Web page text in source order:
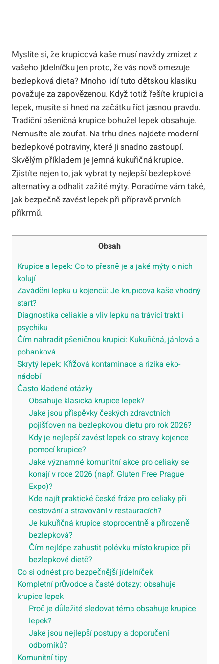
Myslíte si, že krupicová kaše musí navždy zmizet z
vašeho jídelníčku jen proto, že vás nově omezuje
bezlepková dieta? Mnoho lidí tuto dětskou klasiku
považuje za zapovězenou. Když totiž řešíte krupici a
lepek, musíte si hned na začátku říct jasnou pravdu.
Tradiční pšeničná krupice bohužel lepek obsahuje.
Nemusíte ale zoufat. Na trhu dnes najdete moderní
bezlepkové potraviny, které ji snadno zastoupí.
Skvělým příkladem je jemná kukuřičná krupice.
Zjistíte nejen to, jak vybrat ty nejlepší bezlepkové
alternativy a odhalit zažité mýty. Poradíme vám také,
jak bezpečně zavést lepek při přípravě prvních
příkrmů.
Obsah
Krupice a lepek: Co to přesně je a jaké mýty o nich
kolují
Zavádění lepku u kojenců: Je krupicová kaše vhodný
start?
Diagnostika celiakie a vliv lepku na trávicí trakt i
psychiku
Čím nahradit pšeničnou krupici: Kukuřičná, jáhlová a
pohanková
Skrytý lepek: Křížová kontaminace a rizika eko-
nádobí
Často kladené otázky
Obsahuje klasická krupice lepek?
Jaké jsou příspěvky českých zdravotních
pojišťoven na bezlepkovou dietu pro rok 2026?
Kdy je nejlepší zavést lepek do stravy kojence
pomocí krupice?
Jaké významné komunitní akce pro celiaky se
konají v roce 2026 (např. Gluten Free Prague
Expo)?
Kde najít praktické české fráze pro celiaky při
cestování a stravování v restauracích?
Je kukuřičná krupice stoprocentně a přirozeně
bezlepková?
Čím nejlépe zahustit polévku místo krupice při
bezlepkové dietě?
Co si odnést pro bezpečnější jídelníček
Kompletní průvodce a časté dotazy: obsahuje
krupice lepek
Proč je důležité sledovat téma obsahuje krupice
lepek?
Jaké jsou nejlepší postupy a doporučení
odborníků?
Komunitní tipy